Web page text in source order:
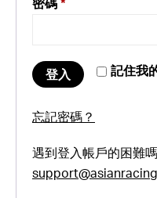
密碼 *
記住我
登入
忘記密碼？
遇到登入帳戶的困難